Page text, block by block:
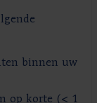
binnen uw
op korte (< 1